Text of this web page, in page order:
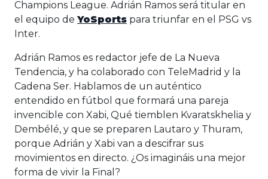
Champions League. Adrián Ramos será titular en
el equipo de YoSports para triunfar en el PSG vs
Inter.
Adrián Ramos es redactor jefe de La Nueva
Tendencia, y ha colaborado con TeleMadrid y la
Cadena Ser. Hablamos de un auténtico
entendido en fútbol que formará una pareja
invencible con Xabi, Qué tiemblen Kvaratskhelia y
Dembélé, y que se preparen Lautaro y Thuram,
porque Adrián y Xabi van a descifrar sus
movimientos en directo. ¿Os imagináis una mejor
forma de vivir la Final?